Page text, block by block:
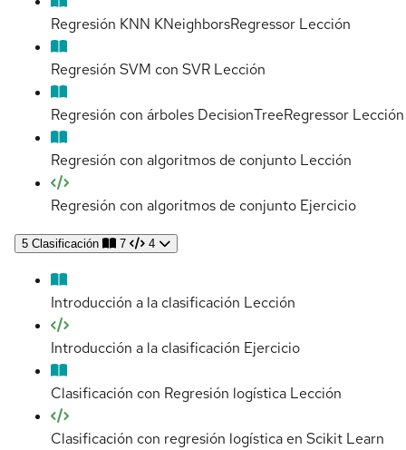
Regresión KNN KNeighborsRegressor Lección
Regresión SVM con SVR Lección
Regresión con árboles DecisionTreeRegressor Lección
Regresión con algoritmos de conjunto Lección
Regresión con algoritmos de conjunto Ejercicio
5 Clasificación 7 4
Introducción a la clasificación Lección
Introducción a la clasificación Ejercicio
Clasificación con Regresión logística Lección
Clasificación con regresión logística en Scikit Learn